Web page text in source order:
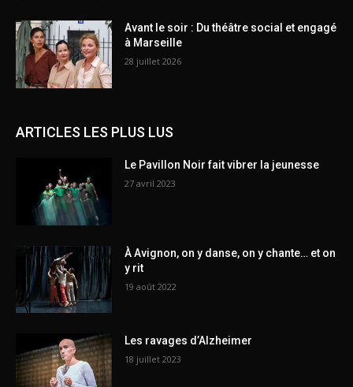
Avant le soir : Du théâtre social et engagé
à Marseille
28 juillet 2026
ARTICLES LES PLUS LUS
Le Pavillon Noir fait vibrer la jeunesse
27 avril 2023
À Avignon, on y danse, on y chante… et on
y rit
19 août 2022
Les ravages d’Alzheimer
18 juillet 2023